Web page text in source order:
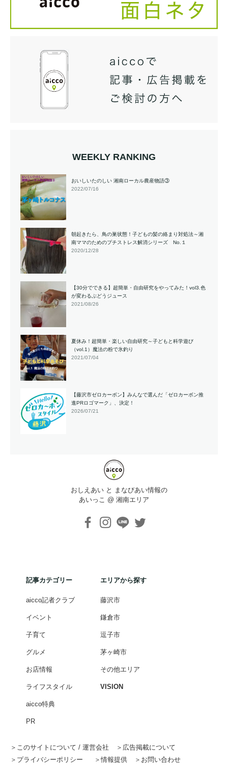
WEEKLY RANKING
おいしいたのしい 湘南ローカル農産物語③
2022/07/16
朝起きたら、鳥の巣状態！子どもの髪の絡まり対処法～湘
南ママのためのプチストレス解消シリーズ No.１
2020/12/28
【30分でできる】超簡単・自由研究をやってみた！vol3.色
が変わるぶどうジュース
2021/08/26
夏休み！超簡単・楽しい自由研究～子どもと科学遊び
（vol.1）魔法の粉で氷釣り
2021/07/04
【藤沢市ゼロカーボン】みんなで選んだ「ゼロカーボン推
進PRロゴマーク」、決定！
2026/07/21
おしえあい と まなびあい情報の
あいっこ @ 湘南エリア
記事カテゴリー
aicco記者クラブ
イベント
子育て
グルメ
お店情報
ライフスタイル
aicco特典
PR
エリアから探す
藤沢市
鎌倉市
逗子市
茅ヶ崎市
その他エリア
VISION
このサイトについて / 運営会社
広告掲載について
プライバシーポリシー
情報提供 お問い合わせ